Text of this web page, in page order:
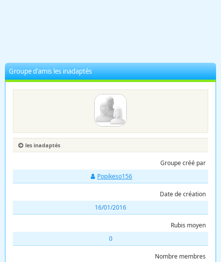
Groupe d'amis les inadaptés
les inadaptés
Groupe créé par
Popikeso156
Date de création
16/01/2016
Rubis moyen
0
Nombre membres